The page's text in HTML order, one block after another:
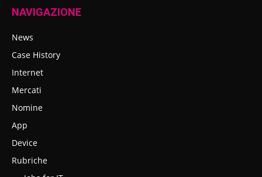
NAVIGAZIONE
News
Case History
Internet
Mercati
Nomine
App
Device
Rubriche